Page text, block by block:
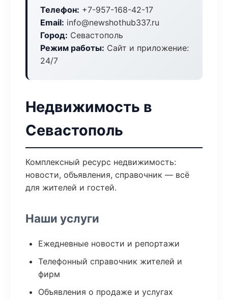
Телефон: +7-957-168-42-17
Email: info@newshothub337.ru
Город: Севастополь
Режим работы: Сайт и приложение:
24/7
Недвижимость в
Севастополь
Комплексный ресурс недвижимость:
новости, объявления, справочник — всё
для жителей и гостей.
Наши услуги
Ежедневные новости и репортажи
Телефонный справочник жителей и
фирм
Объявления о продаже и услугах